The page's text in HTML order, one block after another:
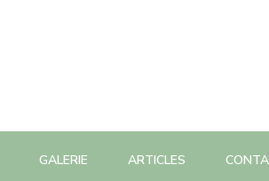
GALERIE ARTICLES